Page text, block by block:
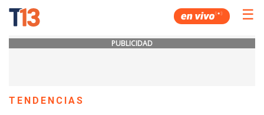
☰
PUBLICIDAD
TENDENCIAS